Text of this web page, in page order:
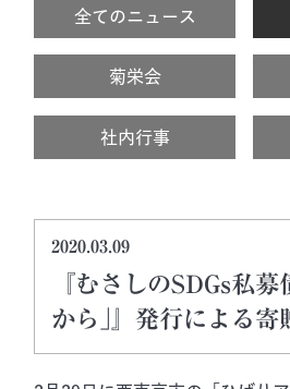
全てのニュース
菊栄会
社内行事
2020.03.09
『むさしのSDGs私
から｣』発行による寄